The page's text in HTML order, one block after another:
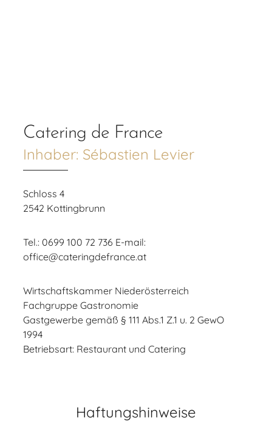
Catering de France
Inhaber: Sébastien Levier
Schloss 4
2542 Kottingbrunn
Tel.: 0699 100 72 736 E-mail:
office@cateringdefrance.at
Wirtschaftskammer Niederösterreich
Fachgruppe Gastronomie
Gastgewerbe gemäß § 111 Abs.1 Z.1 u. 2 GewO
1994
Betriebsart: Restaurant und Catering
Haftungshinweise